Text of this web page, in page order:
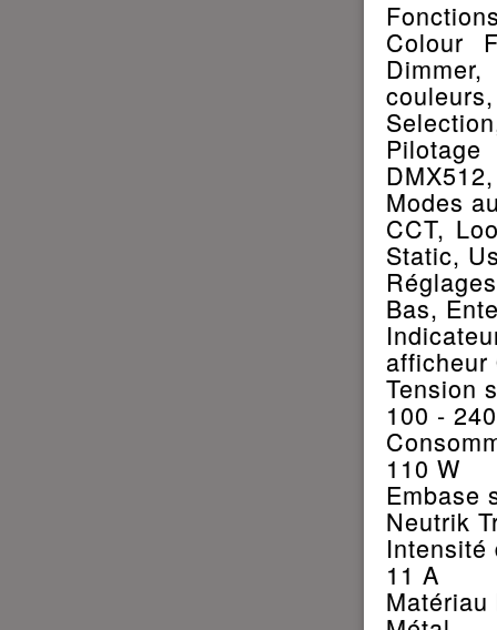
Colour
Pilotage
Modes
CCT,
Static,
Réglages
Bas,
afficheur
Tension
100 -
110 W
Embase
Neutrik
Intensité
11 A